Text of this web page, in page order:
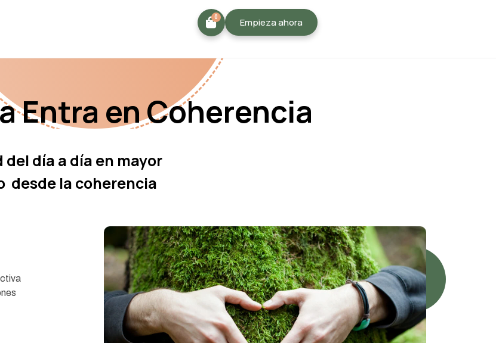
Empieza ahora
0
Entra en Coherencia
día a día en mayor
desde la coherencia